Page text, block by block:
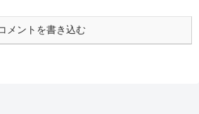
メントを書き込む